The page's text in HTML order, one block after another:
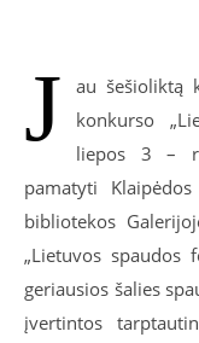
J
au šešioliktą
konkurso
liepos 3 –
pamatyti
bibliotekos
„Lietuvos spaudos
geriausios šalies
įvertintos